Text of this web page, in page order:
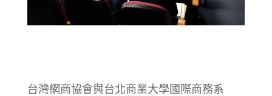
台灣網商協會與台北商業大學國際商務系